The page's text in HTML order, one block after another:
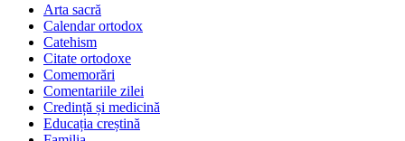
Arta sacră
Calendar ortodox
Catehism
Citate ortodoxe
Comemorări
Comentariile zilei
Credință și medicină
Educația creștină